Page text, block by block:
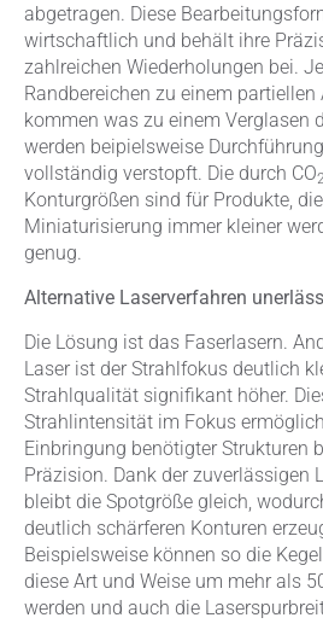
abgetragen. Diese
wirtschaftlich und behält ihre
zahlreichen Wiederholungen bei.
Randbereichen zu einem partiellen
kommen was zu einem Verglasen
werden beipielsweise
vollständig verstopft. Die durch CO2
Konturgrößen sind für Produkte,
Miniaturisierung immer kleiner
genug.
Alternative Laserverfahren
Die Lösung ist das Faserlasern.
Laser ist der Strahlfokus deutlich
Strahlqualität signifikant höher.
Strahlintensität im Fokus
Einbringung benötigter Strukturen
Präzision. Dank der zuverlässigen
bleibt die Spotgröße gleich,
deutlich schärferen Konturen
Beispielsweise können so die
diese Art und Weise um mehr als
werden und auch die